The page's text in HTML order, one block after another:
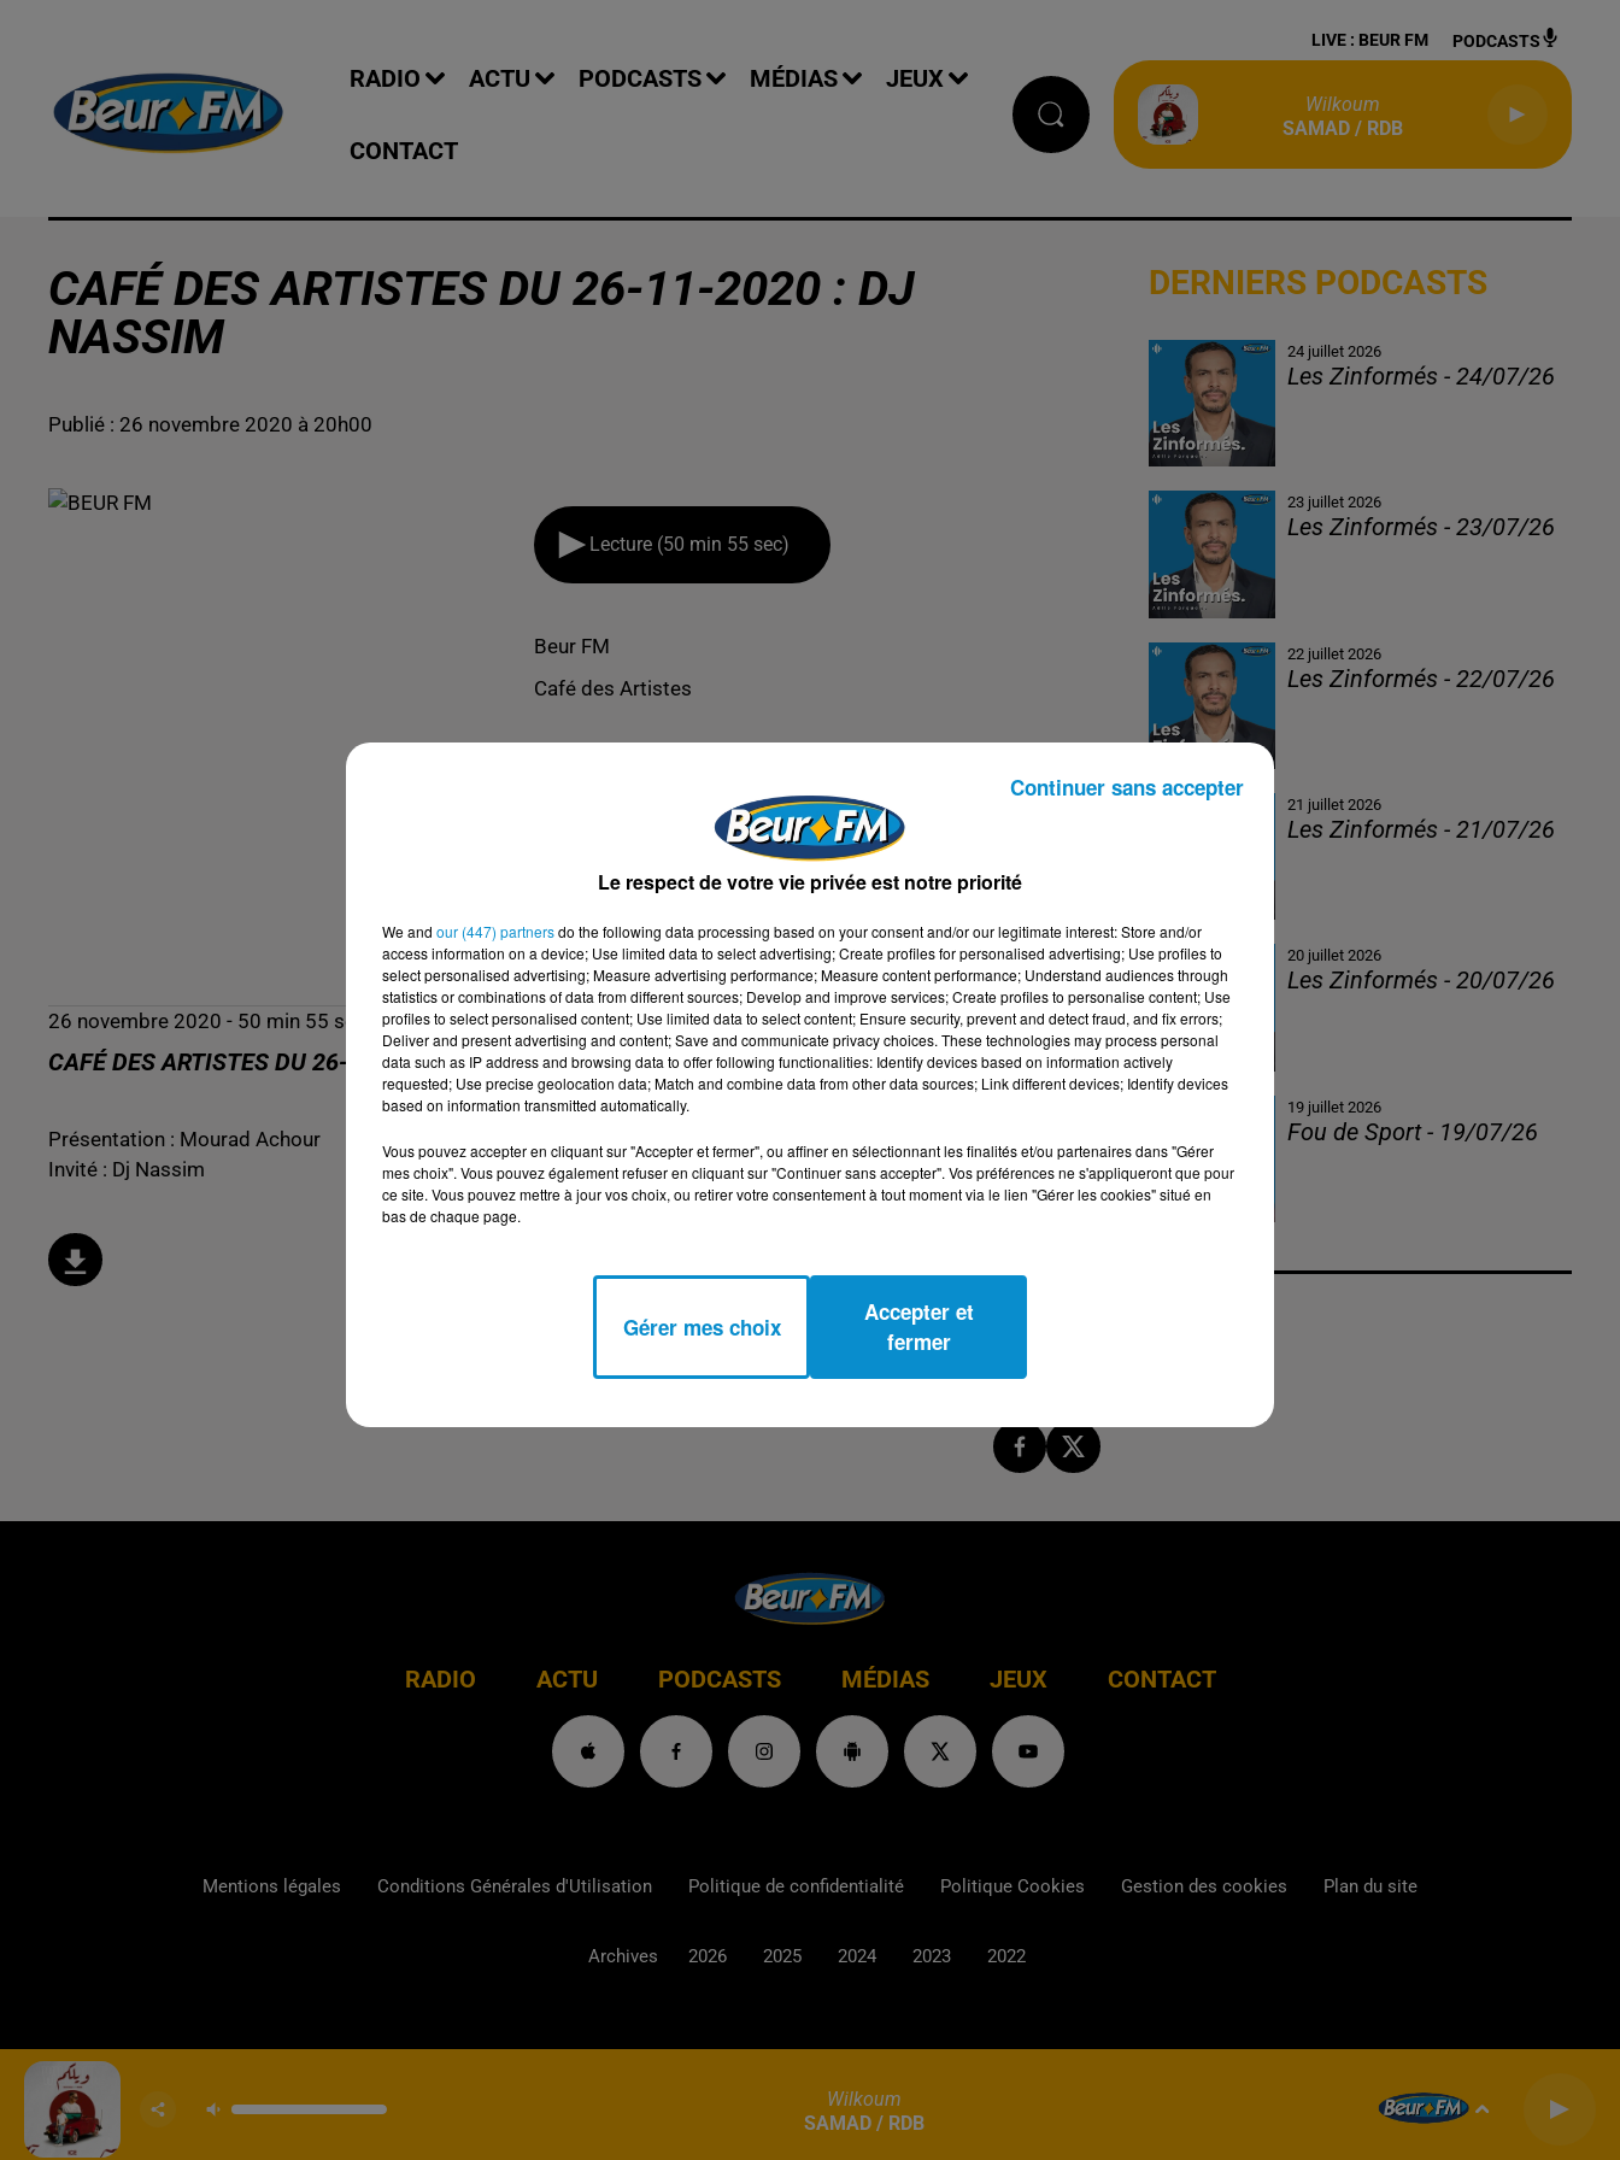
RADIO ACTU PODCASTS MÉDIAS JEUX
CONTACT
LIVE : BEUR FM PODCASTS
Wilkoum
SAMAD / RDB
CAFÉ DES ARTISTES DU 26-11-2020 : DJ
NASSIM
Publié : 26 novembre 2020 à 20h00
Lecture (50 min 55 sec)
Beur FM
Café des Artistes
26 novembre 2020 - 50 min 55 sec
CAFÉ DES ARTISTES DU 26-11-2020 : DJ NASSIM
Présentation : Mourad Achour
Invité : Dj Nassim
DERNIERS PODCASTS
24 juillet 2026
Les Zinformés - 24/07/26
23 juillet 2026
Les Zinformés - 23/07/26
22 juillet 2026
Les Zinformés - 22/07/26
21 juillet 2026
Les Zinformés - 21/07/26
20 juillet 2026
Les Zinformés - 20/07/26
19 juillet 2026
Fou de Sport - 19/07/26
RADIO ACTU PODCASTS MÉDIAS JEUX CONTACT
Wilkoum
SAMAD / RDB
Mentions légales Conditions Générales d'Utilisation Politique de confidentialité Politique Cookies Gestion des cookies Plan du site
Archives 2026 2025 2024 2023 2022
Le respect de votre vie privée est notre priorité
We and our (447) partnersdo the following data processing based on your consent and/or our legitimate interest: Store and/or
access information on a device; Use limited data to select advertising; Create profiles for personalised advertising; Use profiles to
select personalised advertising; Measure advertising performance; Measure content performance; Understand audiences through
statistics or combinations of data from different sources; Develop and improve services; Create profiles to personalise content; Use
profiles to select personalised content; Use limited data to select content; Ensure security, prevent and detect fraud, and fix errors;
Deliver and present advertising and content; Save and communicate privacy choices. These technologies may process personal
data such as IP address and browsing data to offer following functionalities: Identify devices based on information actively
requested; Use precise geolocation data; Match and combine data from other data sources; Link different devices; Identify devices
based on information transmitted automatically.
Vous pouvez accepter en cliquant sur "Accepter et fermer", ou affiner en sélectionnant les finalités et/ou partenaires dans "Gérer
mes choix". Vous pouvez également refuser en cliquant sur "Continuer sans accepter". Vos préférences ne s'appliqueront que pour
ce site. Vous pouvez mettre à jour vos choix, ou retirer votre consentement à tout moment via le lien "Gérer les cookies" situé en
bas de chaque page.
Gérer mes choix
Accepter et
fermer
Continuer sans accepter